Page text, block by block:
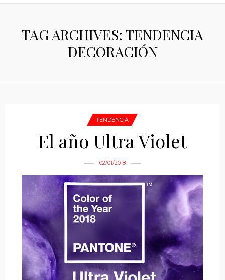
TAG ARCHIVES: TENDENCIA
DECORACIÓN
TENDENCIA
El año Ultra Violet
02/01/2018